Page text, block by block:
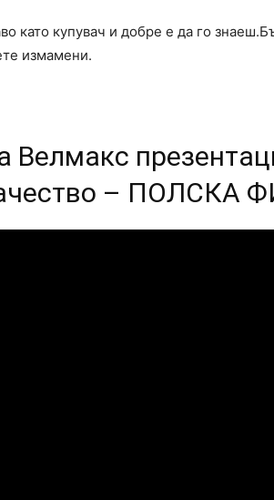
като купувач и добре е да го
измамени.
Велмакс
– ПОЛСКА